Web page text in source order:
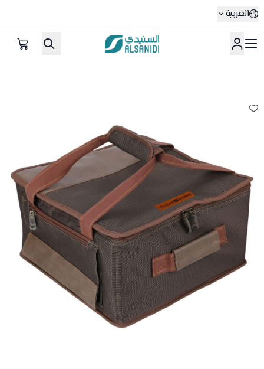
العربية
متجر السنيدي